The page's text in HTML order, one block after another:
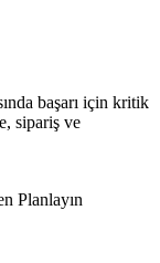
başarı için kritik
sipariş ve
Planlayın